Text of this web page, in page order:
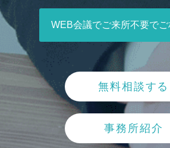
WEB会議でご来所不要で
無料相談する
事務所紹介